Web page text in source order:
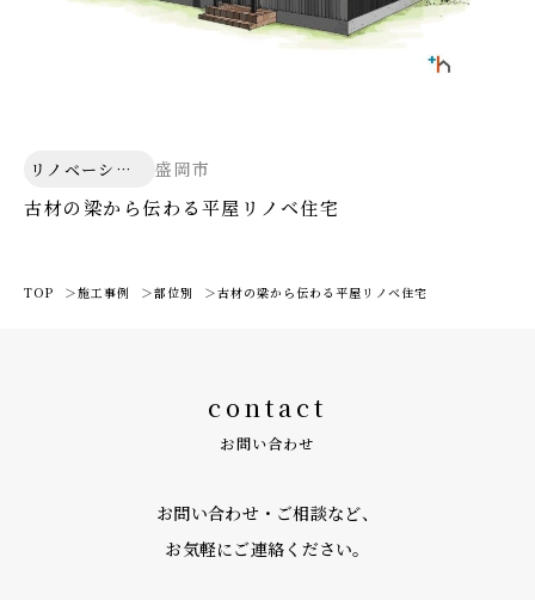
リノベーショ
盛岡市
古材の梁から伝わる平屋リノベ住宅
TOP 施工事例 部位別 古材の梁から伝わる平屋リノベ住宅
contact
お問い合わせ
お問い合わせ・ご相談など、
お気軽にご連絡ください。